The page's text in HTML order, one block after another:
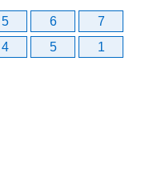
5 6
7
4 5 1